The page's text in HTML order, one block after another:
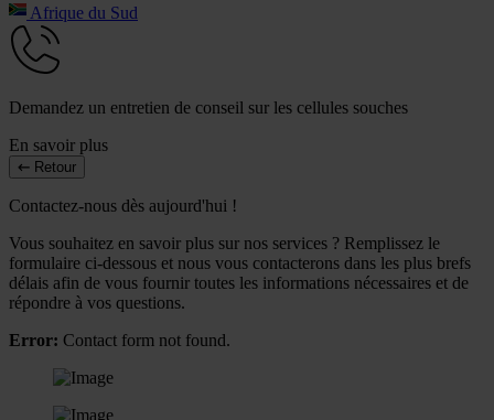
Afrique du Sud
Demandez un entretien de conseil sur les cellules souches
En savoir plus
Retour
Contactez-nous dès aujourd'hui !
Vous souhaitez en savoir plus sur nos services ? Remplissez le
formulaire ci-dessous et nous vous contacterons dans les plus brefs
délais afin de vous fournir toutes les informations nécessaires et de
répondre à vos questions.
Error: Contact form not found.